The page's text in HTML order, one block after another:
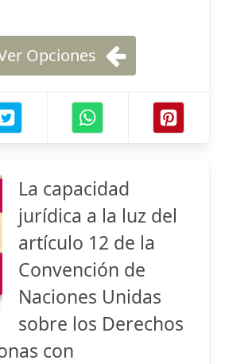
Opciones
La capacidad
jurídica a la luz del
artículo 12 de la
Convención de
Naciones Unidas
sobre los Derechos
con